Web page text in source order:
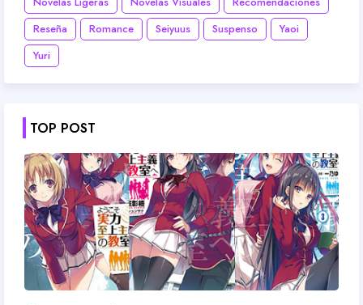
Reseña
Romance Seiyuus Suspenso
Yaoi
Yuri
TOP POST